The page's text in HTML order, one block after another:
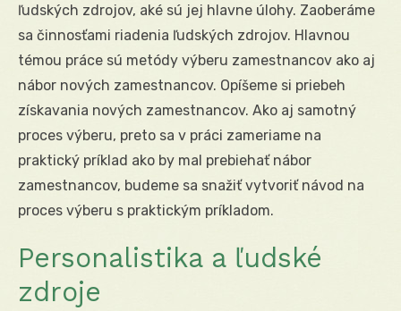
ľudských zdrojov, aké sú jej hlavne úlohy. Zaoberáme
sa činnosťami riadenia ľudských zdrojov. Hlavnou
témou práce sú metódy výberu zamestnancov ako aj
nábor nových zamestnancov. Opíšeme si priebeh
získavania nových zamestnancov. Ako aj samotný
proces výberu, preto sa v práci zameriame na
praktický príklad ako by mal prebiehať nábor
zamestnancov, budeme sa snažiť vytvoriť návod na
proces výberu s praktickým príkladom.
Personalistika a ľudské
zdroje